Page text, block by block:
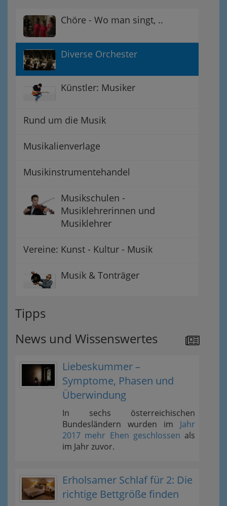
Chöre - Wo man singt, ..
Diverse Orchester
Künstler: Musiker
Rund um die Musik
Musikalienverlage
Musikinstrumentehandel
Musikschulen -
Musiklehrerinnen und
Musiklehrer
Vereine: Kunst - Kultur - Musik
Musik & Tonträger
Tipps
News und Wissenswertes
Liebeskummer –
Symptome, Phasen und
Überwindung
In sechs österreichischen
Bundesländern wurden im Jahr
2017 mehr Ehen geschlossen als
im Jahr zuvor.
Erholsamer Schlaf für 2: Die
richtige Bettgröße finden